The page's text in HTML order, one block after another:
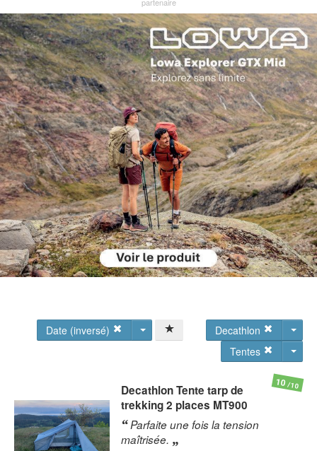
Date (inversé)
Decathlon
Tentes
DecathlonTente tarp de
trekking 2 places MT900
Parfaite une fois la tension
maîtrisée.
10/10